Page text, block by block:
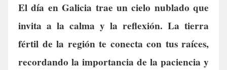
El día en Galicia trae un cielo nublado que
invita a la calma y la reflexión. La tierra
fértil de la región te conecta con tus raíces,
recordando la importancia de la paciencia y